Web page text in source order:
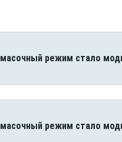
масочный режим стало
масочный режим стало